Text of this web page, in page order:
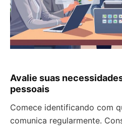
Avalie suas
pessoais
Comece identificando com
comunica regularmente.